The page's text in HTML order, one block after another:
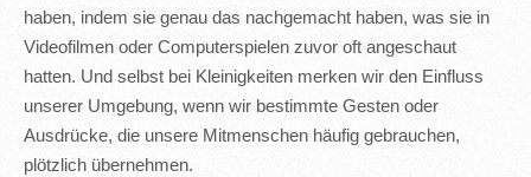
haben, indem sie genau das nachgemacht haben, was sie in
Videofilmen oder Computerspielen zuvor oft angeschaut
hatten. Und selbst bei Kleinigkeiten merken wir den Einfluss
unserer Umgebung, wenn wir bestimmte Gesten oder
Ausdrücke, die unsere Mitmenschen häufig gebrauchen,
plötzlich übernehmen.